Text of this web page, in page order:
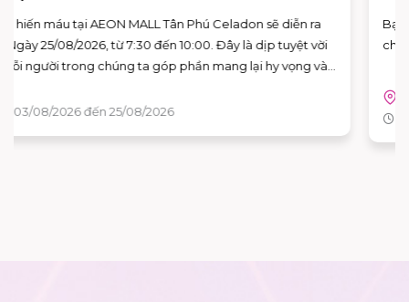
Bạn đã sẵn sàng để bước vào những bức họa của Van Gogh
chưa?
Từ 15/08/2026 đến 16/08/2026